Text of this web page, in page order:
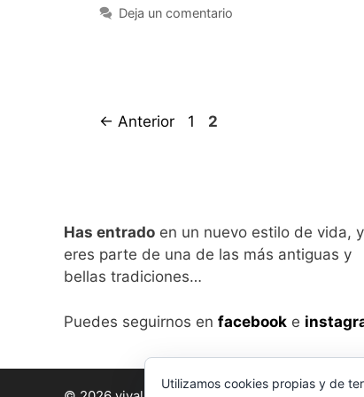
Deja un comentario
← Anterior Página
1 Página
2
Has entrado en un nuevo estilo de vida,
eres parte de una de las más antiguas y
bellas tradiciones…
Puedes seguirnos en facebook e
Utilizamos cookies propias y de